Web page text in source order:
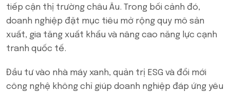
tiếp cận thị trường châu Âu. Trong bối cảnh đó,
doanh nghiệp đặt mục tiêu mở rộng quy mô sản
xuất, gia tăng xuất khẩu và nâng cao năng lực cạnh
tranh quốc tế.
Đầu tư vào nhà máy xanh, quản trị ESG và đổi mới
công nghệ không chỉ giúp doanh nghiệp đáp ứng yêu